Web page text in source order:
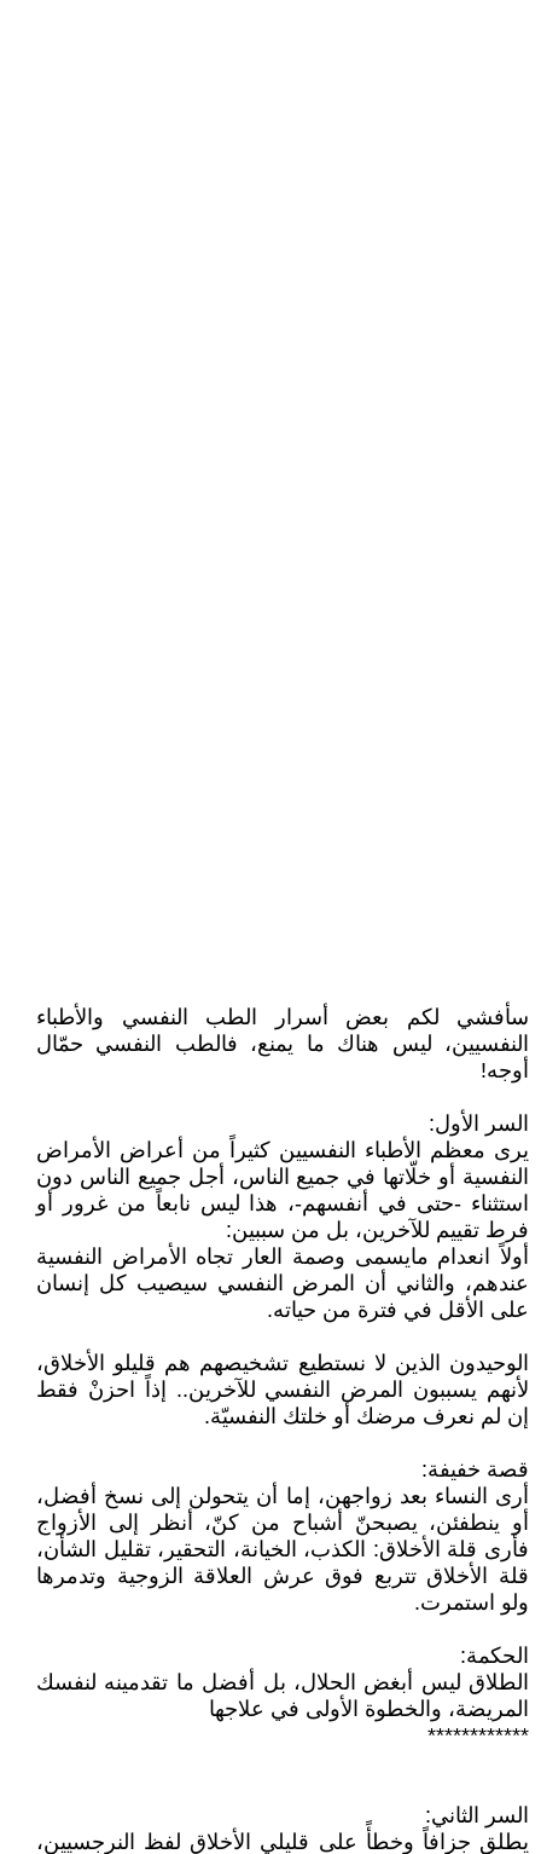
سأفشي لكم بعض أسرار الطب النفسي والأطباء
النفسيين، ليس هناك ما يمنع، فالطب النفسي حمّال
أوجه!
السر الأول:
يرى معظم الأطباء النفسيين كثيراً من أعراض الأمراض
النفسية أو خلّاتها في جميع الناس، أجل جميع الناس دون
استثناء -حتى في أنفسهم-، هذا ليس نابعاً من غرور أو
فرط تقييم للآخرين، بل من سببين:
أولاً انعدام مايسمى وصمة العار تجاه الأمراض النفسية
عندهم، والثاني أن المرض النفسي سيصيب كل إنسان
على الأقل في فترة من حياته.
الوحيدون الذين لا نستطيع تشخيصهم هم قليلو الأخلاق،
لأنهم يسببون المرض النفسي للآخرين.. إذاً احزنْ فقط
إن لم نعرف مرضك أو خلتك النفسيّة.
قصة خفيفة:
أرى النساء بعد زواجهن، إما أن يتحولن إلى نسخ أفضل،
أو ينطفئن، يصبحنّ أشباح من كنّ، أنظر إلى الأزواج
فأرى قلة الأخلاق: الكذب، الخيانة، التحقير، تقليل الشأن،
قلة الأخلاق تتربع فوق عرش العلاقة الزوجية وتدمرها
ولو استمرت.
الحكمة:
الطلاق ليس أبغض الحلال، بل أفضل ما تقدمينه لنفسك
المريضة، والخطوة الأولى في علاجها
************
السر الثاني:
يطلق جزافاً وخطأً على قليلي الأخلاق لفظ النرجسيين،